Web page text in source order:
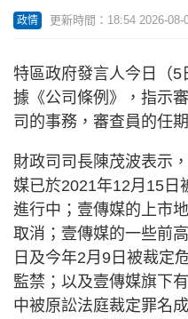
政情 更新時間：18:54 2026-08-
特區政府發言人今日（
據《公司條例》，指示
司的事務，審查員的任
財政司司長陳茂波表示
媒已於2021年12月15日
進行中；壹傳媒的上市
取消；壹傳媒的一些前
日及今年2月9日被裁定
監禁；以及壹傳媒旗下
中被原訟法庭裁定罪名